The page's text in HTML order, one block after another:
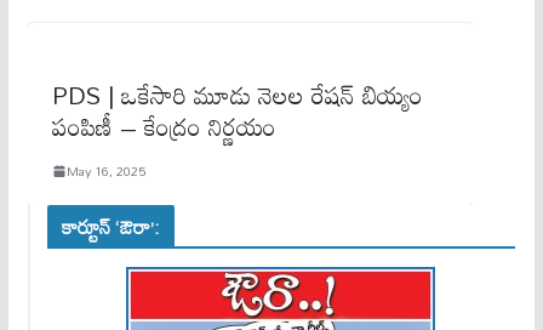
PDS | ఒకేసారి మూడు నెలల రేషన్ బియ్యం
పంపిణీ – కేంద్రం నిర్ణ‌యం
May 16, 2025
కార్టూన్ ‘ఔరా’: